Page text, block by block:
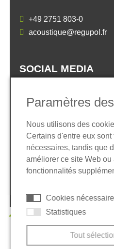
+49 2751 803-0
acoustique@regupol.fr
SOCIAL MEDIA
Informations légales
Conditions Générales
Système de whistleblowing
Paramètres
Nous utilisons des
Certains d'entre eux
nécessaires, tandis que
améliorer ce site Web ou
fonctionnalités
Cookies
Statistiques
Tout